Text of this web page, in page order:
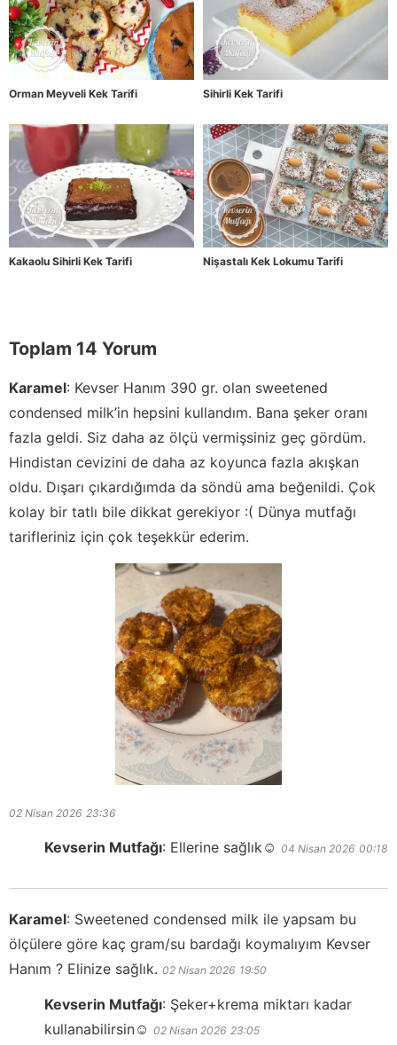
Orman Meyveli Kek Tarifi Sihirli Kek Tarifi
Kakaolu Sihirli Kek Tarifi Nişastalı Kek Lokumu Tarifi
Toplam 14 Yorum
Karamel: Kevser Hanım 390 gr. olan sweetened
condensed milk’in hepsini kullandım. Bana şeker oranı
fazla geldi. Siz daha az ölçü vermişsiniz geç gördüm.
Hindistan cevizini de daha az koyunca fazla akışkan
oldu. Dışarı çıkardığımda da söndü ama beğenildi. Çok
kolay bir tatlı bile dikkat gerekiyor :( Dünya mutfağı
tarifleriniz için çok teşekkür ederim.
02 Nisan 2026 23:36
Kevserin Mutfağı: Ellerine sağlık☺️ 04 Nisan 2026 00:18
Karamel: Sweetened condensed milk ile yapsam bu
ölçülere göre kaç gram/su bardağı koymalıyım Kevser
Hanım ? Elinize sağlık. 02 Nisan 2026 19:50
Kevserin Mutfağı: Şeker+krema miktarı kadar
kullanabilirsin☺️ 02 Nisan 2026 23:05